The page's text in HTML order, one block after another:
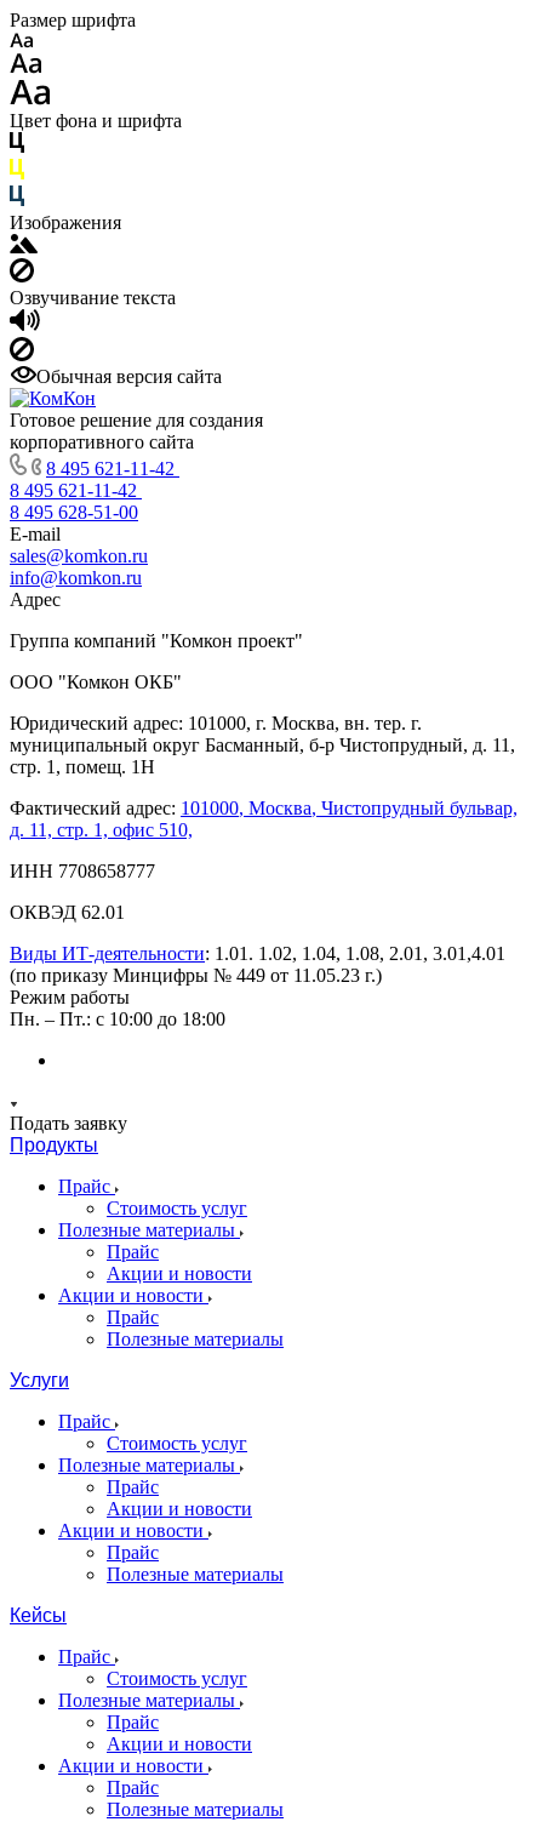
Размер шрифта
Цвет фона и шрифта
Изображения
Озвучивание текста
Обычная версия сайта
Готовое решение для создания
корпоративного сайта
8 495 621-11-42
8 495 621-11-42
8 495 628-51-00
E-mail
sales@komkon.ru
info@komkon.ru
Адрес
Группа компаний "Комкон проект"
ООО "Комкон ОКБ"
Юридический адрес: 101000, г. Москва, вн. тер. г.
муниципальный округ Басманный, б-р Чистопрудный, д. 11,
стр. 1, помещ. 1Н
Фактический адрес: 101000, Москва, Чистопрудный бульвар,
д. 11, стр. 1, офис 510,
ИНН 7708658777
ОКВЭД 62.01
Виды ИТ-деятельности: 1.01. 1.02, 1.04, 1.08, 2.01, 3.01,4.01
(по приказу Минцифры № 449 от 11.05.23 г.)
Режим работы
Пн. – Пт.: с 10:00 до 18:00
Подать заявку
Продукты
Прайс
Стоимость услуг
Полезные материалы
Прайс
Акции и новости
Акции и новости
Прайс
Полезные материалы
Услуги
Прайс
Стоимость услуг
Полезные материалы
Прайс
Акции и новости
Акции и новости
Прайс
Полезные материалы
Кейсы
Прайс
Стоимость услуг
Полезные материалы
Прайс
Акции и новости
Акции и новости
Прайс
Полезные материалы